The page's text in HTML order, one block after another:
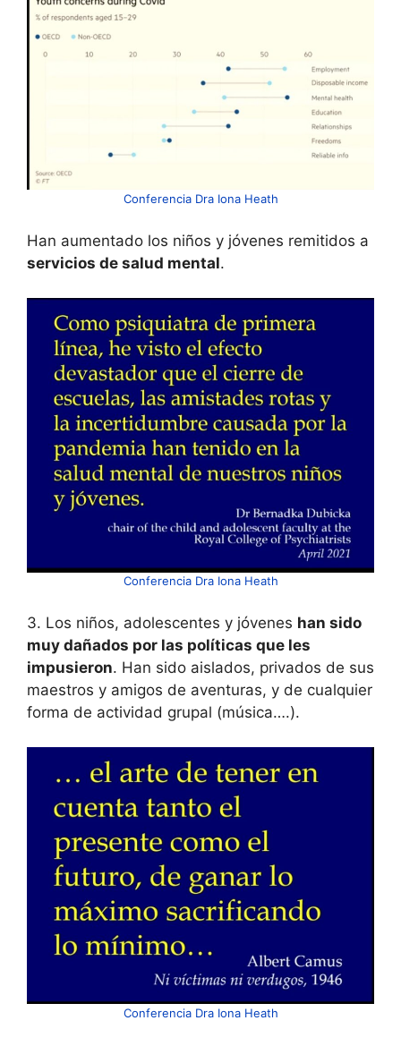
Conferencia Dra Iona Heath
Han aumentado los niños y jóvenes remitidos a
servicios de salud mental.
Conferencia Dra Iona Heath
3. Los niños, adolescentes y jóvenes han sido
muy dañados por las políticas que les
impusieron. Han sido aislados, privados de sus
maestros y amigos de aventuras, y de cualquier
forma de actividad grupal (música….).
Conferencia Dra Iona Heath